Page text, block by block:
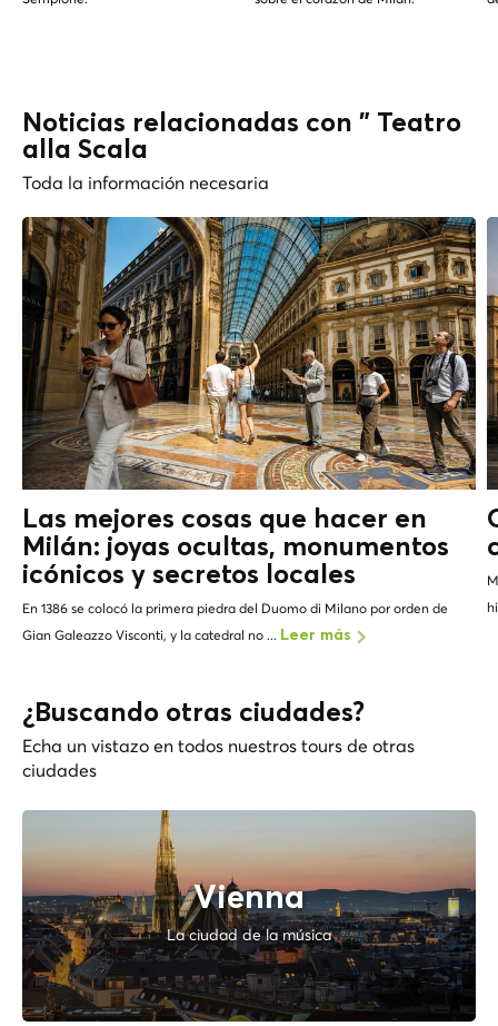
Noticias relacionadas con " Teatro
alla Scala
Toda la información necesaria
Las mejores cosas que hacer en
Milán: joyas ocultas, monumentos
icónicos y secretos locales
En 1386 se colocó la primera piedra del Duomo di Milano por orden de
Gian Galeazzo Visconti, y la catedral no ... Leer más
¿Buscando otras ciudades?
Echa un vistazo en todos nuestros tours de otras
ciudades
Vienna
La ciudad de la música